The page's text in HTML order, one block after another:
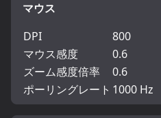
マウス
DPI
800
マウス感度
0.6
ズーム感度倍率
0.6
ポーリングレート 1000 Hz